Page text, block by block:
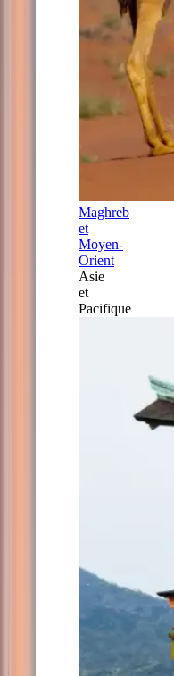
Maghreb
et
Moyen-
Orient
Asie
et
Pacifique